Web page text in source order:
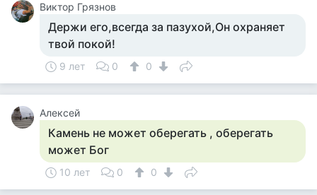
Виктор Грязнов
Держи его,всегда за пазухой,Он охраняет
твой покой!
9 лет 0 0
Алексей
Камень не может оберегать , оберегать
может Бог
10 лет 0 0